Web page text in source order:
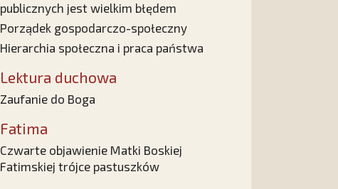
publicznych jest wielkim błędem
Porządek gospodarczo-społeczny
Hierarchia społeczna i praca państwa
Lektura duchowa
Zaufanie do Boga
Fatima
Czwarte objawienie Matki Boskiej
Fatimskiej trójce pastuszków